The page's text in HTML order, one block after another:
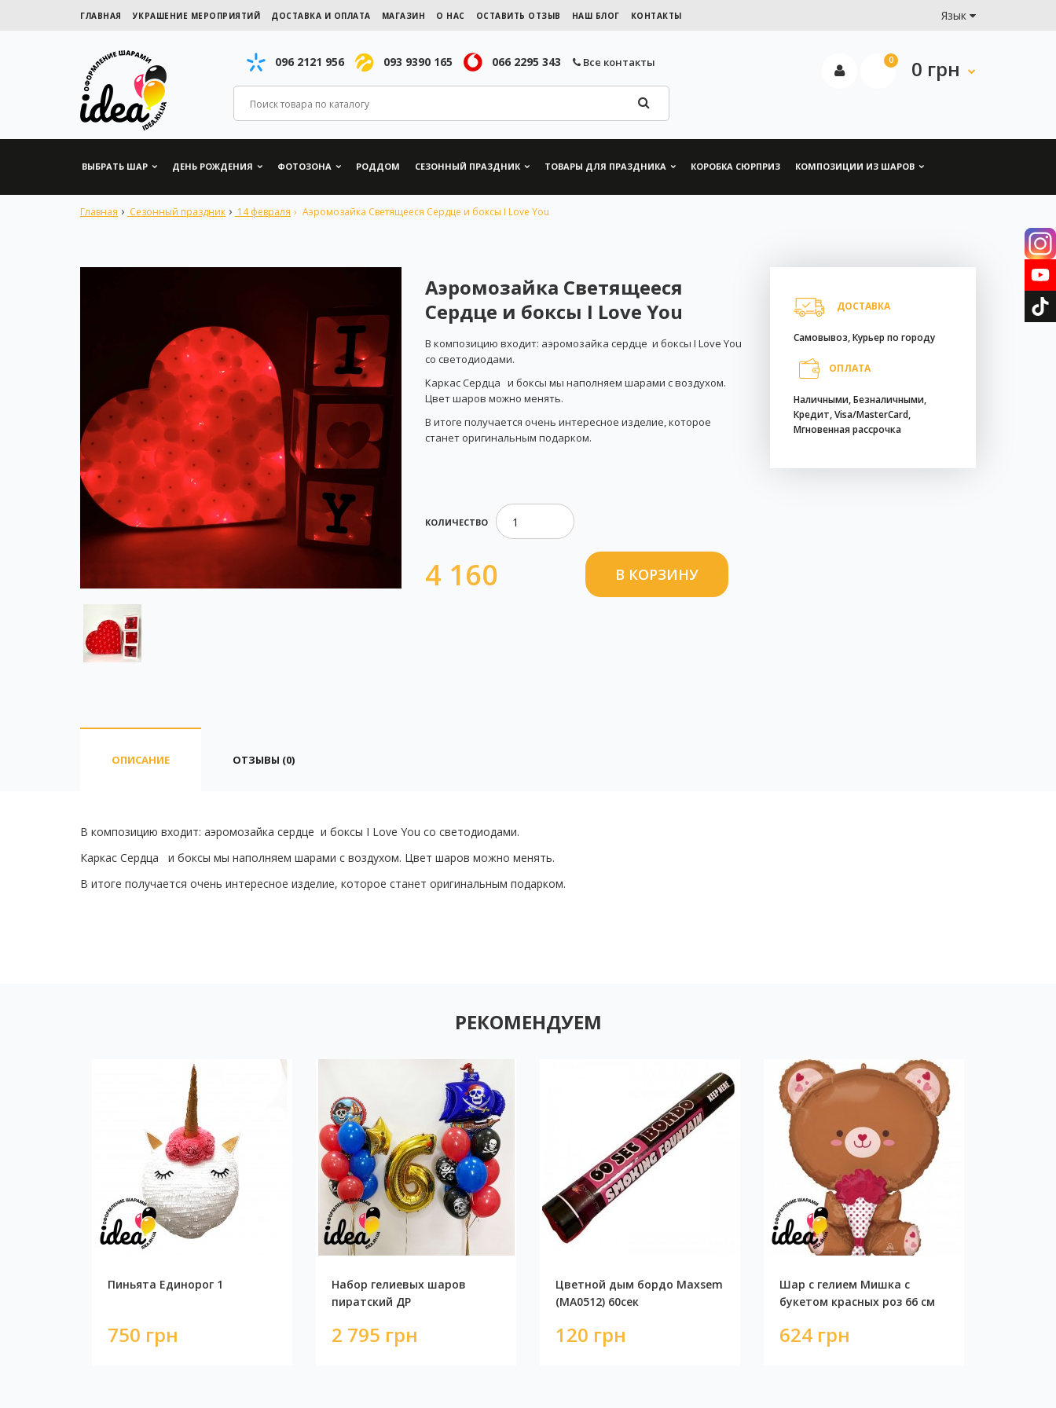
ГЛАВНАЯ УКРАШЕНИЕ МЕРОПРИЯТИЙ ДОСТАВКА И ОПЛАТА МАГАЗИН О НАС ОСТАВИТЬ ОТЗЫВ НАШ БЛОГ КОНТАКТЫ Язык
096 2121 956 093 9390 165 066 2295 343 Все контакты 0 0 грн
ВЫБРАТЬ ШАР ДЕНЬ РОЖДЕНИЯ ФОТОЗОНА РОДДОМ СЕЗОННЫЙ ПРАЗДНИК ТОВАРЫ ДЛЯ ПРАЗДНИКА КОРОБКА СЮРПРИЗ КОМПОЗИЦИИ ИЗ ШАРОВ
Главная Сезонный праздник 14 февраля Аэромозайка Светящееся Сердце и боксы I Love You
Аэромозайка Светящееся
Сердце и боксы I Love You
В композицию входит: аэромозайка сердце и боксы I Love You
со светодиодами.
Каркас Сердца и боксы мы наполняем шарами с воздухом.
Цвет шаров можно менять.
В итоге получается очень интересное изделие, которое
станет оригинальным подарком.
КОЛИЧЕСТВО
4 160
ДОСТАВКА
Самовывоз, Курьер по городу
ОПЛАТА
Наличными, Безналичными,
Кредит, Visa/MasterCard,
Мгновенная рассрочка
ОПИСАНИЕ ОТЗЫВЫ (0)
В композицию входит: аэромозайка сердце и боксы I Love You со светодиодами.
Каркас Сердца и боксы мы наполняем шарами с воздухом. Цвет шаров можно менять.
В итоге получается очень интересное изделие, которое станет оригинальным подарком.
РЕКОМЕНДУЕМ
Пиньята Единорог 1
750 грн
Набор гелиевых шаров
пиратский ДР
2 795 грн
Цветной дым бордо Maxsem
(MA0512) 60сек
120 грн
Шар с гелием Мишка с
букетом красных роз 66 см
624 грн